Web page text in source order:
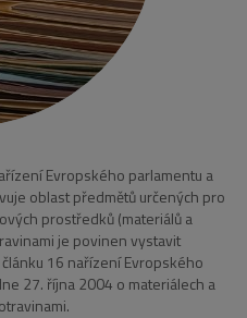
Evropského parlamentu a
oblast předmětů určených pro
prostředků (materiálů a
je povinen vystavit
16 nařízení Evropského
27. října 2004 o materiálech a